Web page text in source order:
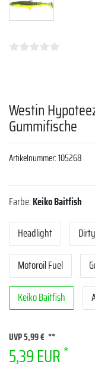
Westin
Gummifische
Artikelnummer:105268
Farbe:Keiko Baitfish
Headlight
Motoroil Fuel
Keiko Baitfish
UVP 5,99 €
5,39 EUR *